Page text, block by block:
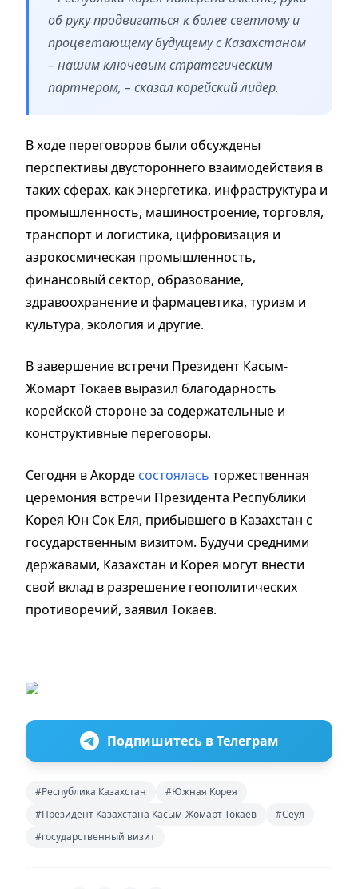
об руку продвигаться к более светлому и
процветающему будущему с Казахстаном
– нашим ключевым стратегическим
партнером, – сказал корейский лидер.
В ходе переговоров были обсуждены
перспективы двустороннего взаимодействия в
таких сферах, как энергетика, инфраструктура и
промышленность, машиностроение, торговля,
транспорт и логистика, цифровизация и
аэрокосмическая промышленность,
финансовый сектор, образование,
здравоохранение и фармацевтика, туризм и
культура, экология и другие.
В завершение встречи Президент Касым-
Жомарт Токаев выразил благодарность
корейской стороне за содержательные и
конструктивные переговоры.
Сегодня в Акорде состоялась торжественная
церемония встречи Президента Республики
Корея Юн Сок Ёля, прибывшего в Казахстан с
государственным визитом. Будучи средними
державами, Казахстан и Корея могут внести
свой вклад в разрешение геополитических
противоречий, заявил Токаев.
Подпишитесь в Телеграм
#Республика Казахстан
#Южная Корея
#Президент Казахстана Касым-Жомарт Токаев
#Сеул
#государственный визит